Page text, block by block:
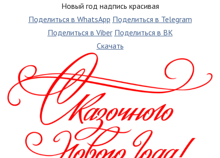
Новый год надпись красивая
Поделиться в WhatsApp Поделиться в Telegram
Поделиться в Viber Поделиться в ВК
Скачать